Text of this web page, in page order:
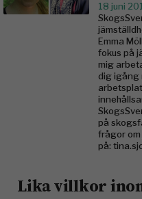
18 juni
Emma
fokus på
mig
dig igång
på
frågor
på:
Lika villkor